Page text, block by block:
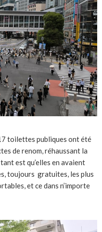
toilettes publiques ont été
de renom, réhaussant la
est qu’elles en avaient
toujours gratuites, les plus
et ce dans n’importe